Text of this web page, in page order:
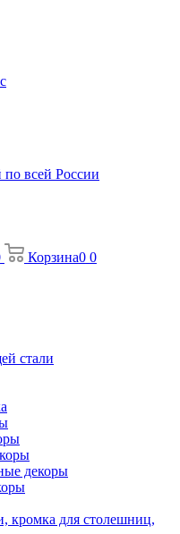
всей России
Корзина0 0
стали
декоры
кромка для столешниц,